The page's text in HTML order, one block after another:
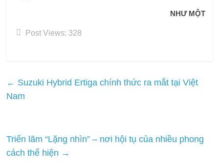
NHƯ MỘT
Post Views: 328
← Suzuki Hybrid Ertiga chính thức ra mắt tại Việt
Nam
Triển lãm “Lặng nhìn” – nơi hội tụ của nhiều phong
cách thể hiện →